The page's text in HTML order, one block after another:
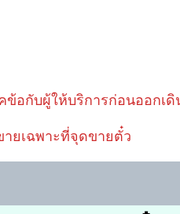
ข้อกับผู้ให้บริการก่อนออกเดิ
ยเฉพาะที่จุดขายตั๋ว